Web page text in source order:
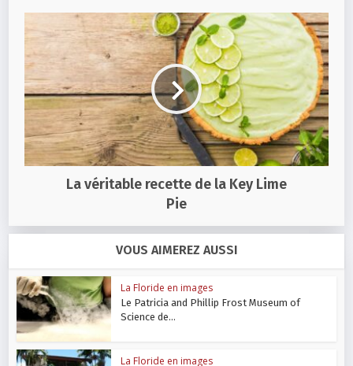
La véritable recette de la Key Lime
Pie
VOUS AIMEREZ AUSSI
La Floride en images
Le Patricia and Phillip Frost Museum of
Science de...
La Floride en images